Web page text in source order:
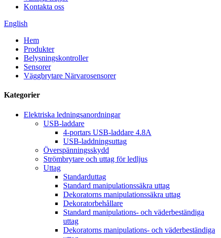
Kontakta oss
English
Hem
Produkter
Belysningskontroller
Sensorer
Väggbrytare Närvarosensorer
Kategorier
Elektriska ledningsanordningar
USB-laddare
4-portars USB-laddare 4.8A
USB-laddningsuttag
Överspänningsskydd
Strömbrytare och uttag för ledljus
Uttag
Standarduttag
Standard manipulationssäkra uttag
Dekoratorns manipulationssäkra uttag
Dekoratorbehållare
Standard manipulations- och väderbeständiga
uttag
Dekoratorns manipulations- och väderbeständiga